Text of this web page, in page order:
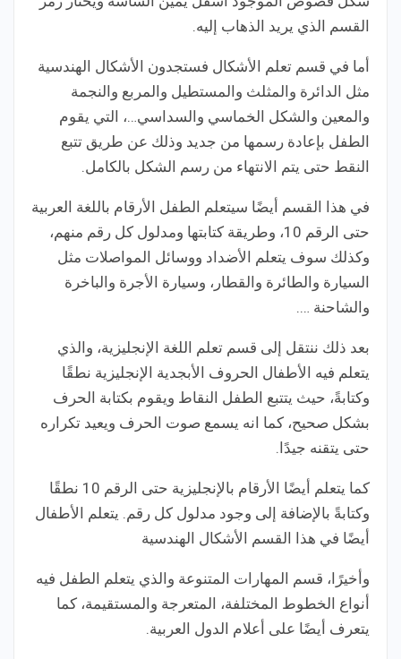
القسم الذي يريد الذهاب إليه.
أما في قسم تعلم الأشكال فستجدون الأشكال الهندسية
مثل الدائرة والمثلث والمستطيل والمربع والنجمة
والمعين والشكل الخماسي والسداسي…، التي يقوم
الطفل بإعادة رسمها من جديد وذلك عن طريق تتبع
النقط حتى يتم الانتهاء من رسم الشكل بالكامل.
في هذا القسم أيضًا سيتعلم الطفل الأرقام باللغة العربية
حتى الرقم 10، وطريقة كتابتها ومدلول كل رقم منهم،
وكذلك سوف يتعلم الأضداد ووسائل المواصلات مثل
السيارة والطائرة والقطار، وسيارة الأجرة والباخرة
والشاحنة ….
بعد ذلك ننتقل إلى قسم تعلم اللغة الإنجليزية، والذي
يتعلم فيه الأطفال الحروف الأبجدية الإنجليزية نطقًا
وكتابةً، حيث يتتبع الطفل النقاط ويقوم بكتابة الحرف
بشكل صحيح، كما انه يسمع صوت الحرف ويعيد تكراره
حتى يتقنه جيدًا.
كما يتعلم أيضًا الأرقام بالإنجليزية حتى الرقم 10 نطقًا
وكتابةً بالإضافة إلى وجود مدلول كل رقم. يتعلم الأطفال
أيضًا في هذا القسم الأشكال الهندسية
وأخيرًا، قسم المهارات المتنوعة والذي يتعلم الطفل فيه
أنواع الخطوط المختلفة، المتعرجة والمستقيمة، كما
يتعرف أيضًا على أعلام الدول العربية.